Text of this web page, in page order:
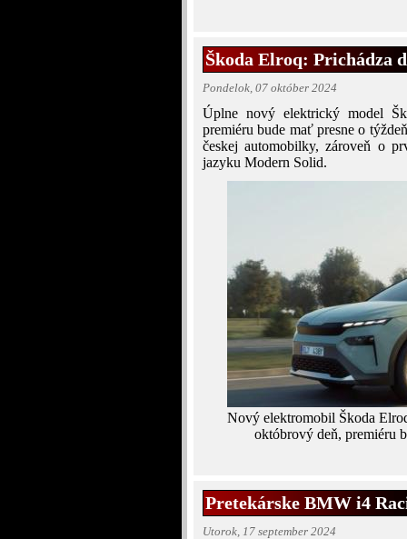
Škoda Elroq: Prichádza
Pondelok, 07 október 2024
Úplne nový elektrický model
premiéru bude mať presne o
českej automobilky, zároveň o
jazyku Modern Solid.
Nový elektromobil Škoda
októbrový deň, premiéru
Pretekárske BMW i4
Utorok, 17 september 2024